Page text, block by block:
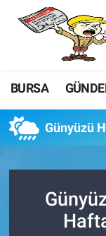
BURSA
Günyüzü